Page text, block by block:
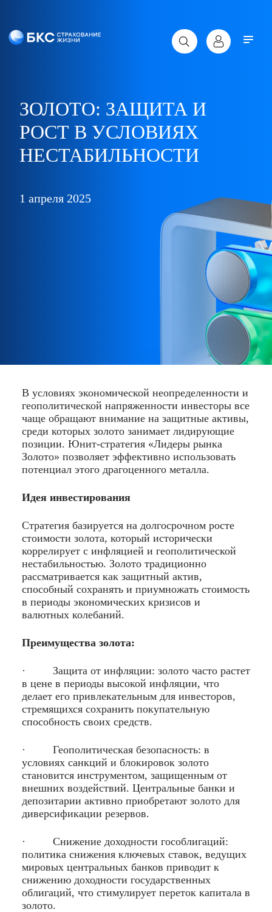
ЗОЛОТО: ЗАЩИТА И
РОСТ В УСЛОВИЯХ
НЕСТАБИЛЬНОСТИ
1 апреля 2025
В условиях экономической неопределенности и
геополитической напряженности инвесторы все
чаще обращают внимание на защитные активы,
среди которых золото занимает лидирующие
позиции. Юнит-стратегия «Лидеры рынка
Золото» позволяет эффективно использовать
потенциал этого драгоценного металла.
Идея инвестирования
Стратегия базируется на долгосрочном росте
стоимости золота, который исторически
коррелирует с инфляцией и геополитической
нестабильностью. Золото традиционно
рассматривается как защитный актив,
способный сохранять и приумножать стоимость
в периоды экономических кризисов и
валютных колебаний.
Преимущества золота:
· Защита от инфляции: золото часто растет
в цене в периоды высокой инфляции, что
делает его привлекательным для инвесторов,
стремящихся сохранить покупательную
способность своих средств.
· Геополитическая безопасность: в
условиях санкций и блокировок золото
становится инструментом, защищенным от
внешних воздействий. Центральные банки и
депозитарии активно приобретают золото для
диверсификации резервов.
· Снижение доходности гособлигаций:
политика снижения ключевых ставок, ведущих
мировых центральных банков приводит к
снижению доходности государственных
облигаций, что стимулирует переток капитала в
золото.